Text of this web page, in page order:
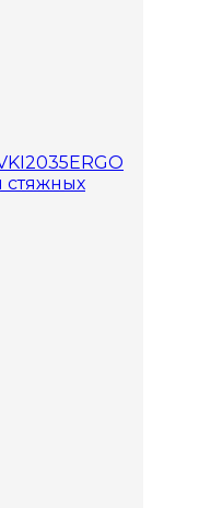
стяжных